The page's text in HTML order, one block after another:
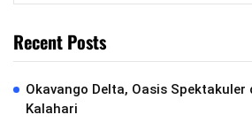
Recent Posts
Okavango Delta, Oasis Spektakuler
Kalahari